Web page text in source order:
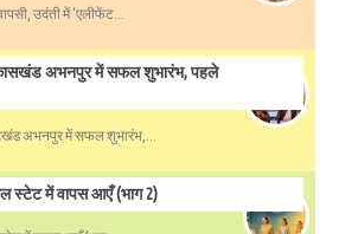
उदंती में ‘एलीफेंट...
अभनपुर में सफल शुभारंभ, पहले
अभनपुर में सफल शुभारंभ,...
स्टेट में वापस आएँ (भाग 2)